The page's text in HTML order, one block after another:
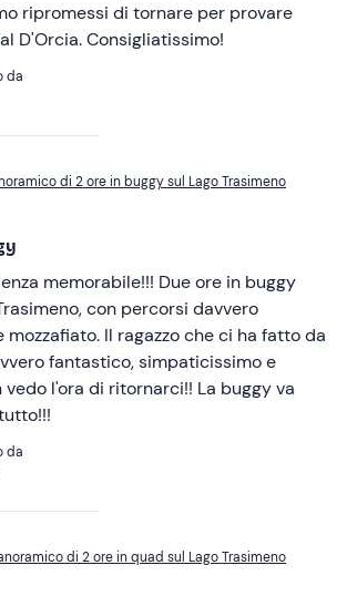
ripromessi di tornare per provare
D'Orcia. Consigliatissimo!
da
di 2 ore in buggy sul Lago Trasimeno
memorabile!!! Due ore in buggy
con percorsi davvero
Il ragazzo che ci ha fatto da
fantastico, simpaticissimo e
vedo l'ora di ritornarci!! La buggy va
da
di 2 ore in quad sul Lago Trasimeno